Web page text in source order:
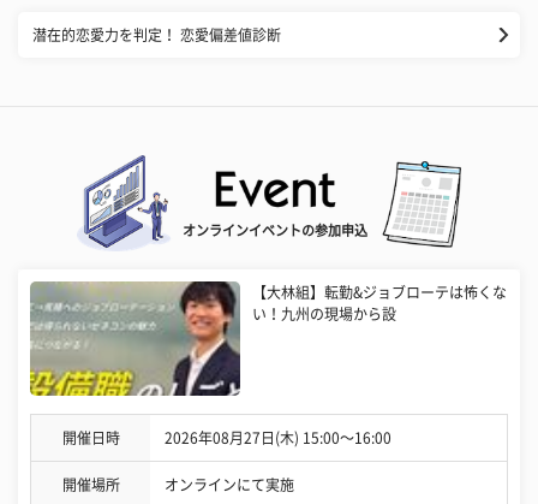
潜在的恋愛力を判定！ 恋愛偏差値診断
オンラインイベントの参加申込
【大林組】転勤&ジョブローテは怖くな
い！九州の現場から設
開催日時 2026年08月27日(木) 15:00〜16:00
開催場所 オンラインにて実施